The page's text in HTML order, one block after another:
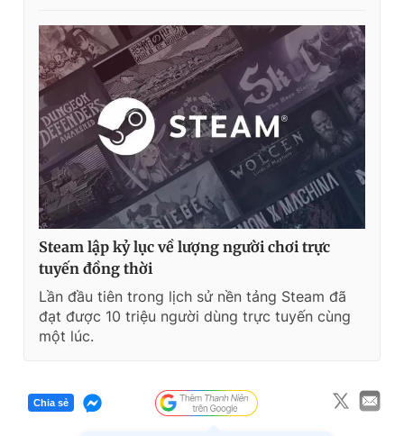
Steam lập kỷ lục về lượng người chơi trực
tuyến đồng thời
Lần đầu tiên trong lịch sử nền tảng Steam đã
đạt được 10 triệu người dùng trực tuyến cùng
một lúc.
Chia sẻ